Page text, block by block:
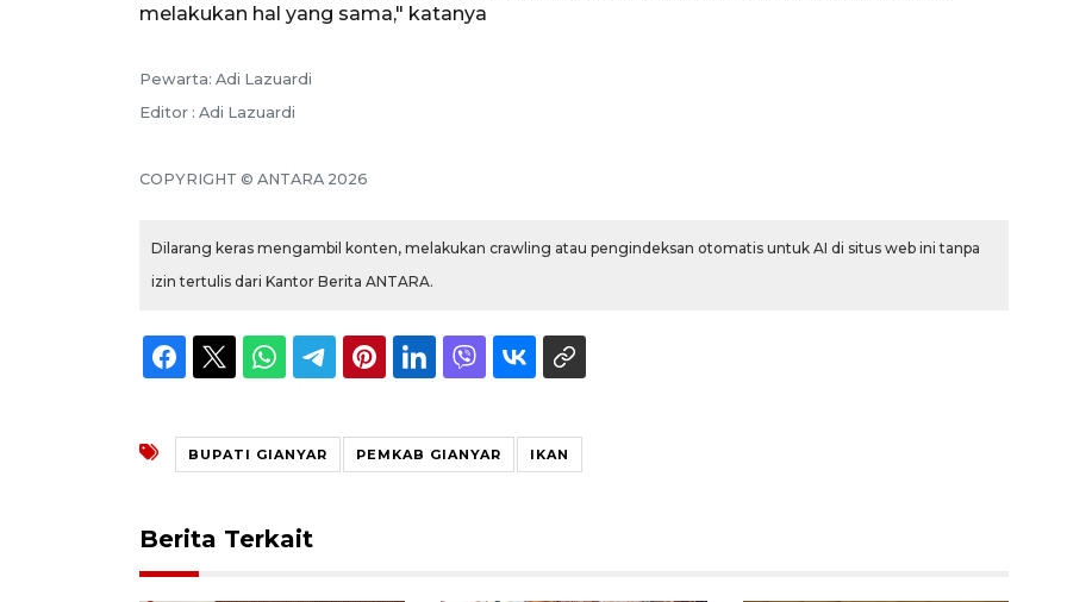
melakukan hal yang sama," katanya
Pewarta: Adi Lazuardi
Editor : Adi Lazuardi
COPYRIGHT © ANTARA 2026
Dilarang keras mengambil konten, melakukan crawling atau pengindeksan otomatis untuk AI di situs web ini tanpa
izin tertulis dari Kantor Berita ANTARA.
BUPATI GIANYAR PEMKAB GIANYAR IKAN
Berita Terkait